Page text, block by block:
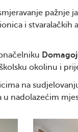
pažnje
i
okolinu i
na
nadolazećim